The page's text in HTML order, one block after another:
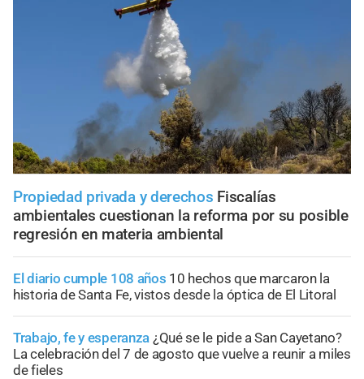
Propiedad privada y derechos Fiscalías
ambientales cuestionan la reforma por su posible
regresión en materia ambiental
El diario cumple 108 años 10 hechos que marcaron la
historia de Santa Fe, vistos desde la óptica de El Litoral
Trabajo, fe y esperanza ¿Qué se le pide a San Cayetano?
La celebración del 7 de agosto que vuelve a reunir a miles
de fieles